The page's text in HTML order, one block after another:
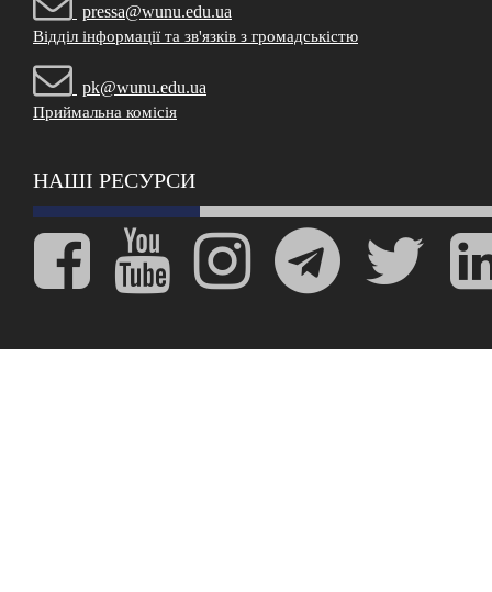
pressa@wunu.edu.ua
Відділ інформації та зв'язків з громадськістю
pk@wunu.edu.ua
Приймальна комісія
НАШІ РЕСУРСИ